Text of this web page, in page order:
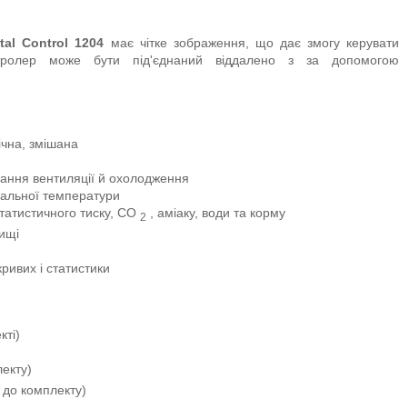
Control 1204 має чітке зображення, що дає змогу керувати
може бути під'єднаний віддалено з за допомогою
змішана
вентиляції й охолодження
температури
тиску, CO 2 , аміаку, води та корму
і статистики
комплекту)